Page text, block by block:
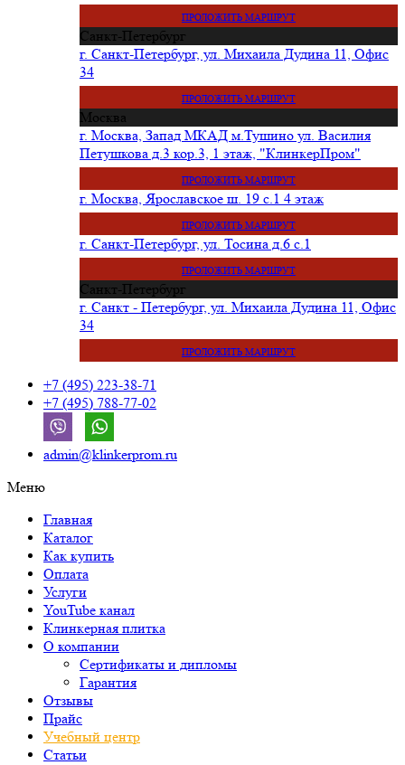
ПРОЛОЖИТЬ МАРШРУТ
Санкт-Петербург
г. Санкт-Петербург, ул. Михаила Дудина 11, Офис
34
ПРОЛОЖИТЬ МАРШРУТ
Москва
г. Москва, Запад МКАД м.Тушино ул. Василия
Петушкова д.3 кор.3, 1 этаж, "КлинкерПром"
ПРОЛОЖИТЬ МАРШРУТ
г. Москва, Ярославское ш. 19 с.1 4 этаж
ПРОЛОЖИТЬ МАРШРУТ
г. Санкт-Петербург, ул. Тосина д.6 с.1
ПРОЛОЖИТЬ МАРШРУТ
Санкт-Петербург
г. Санкт - Петербург, ул. Михаила Дудина 11, Офис
34
ПРОЛОЖИТЬ МАРШРУТ
+7 (495) 223-38-71
+7 (495) 788-77-02
admin@klinkerprom.ru
Меню
Главная
Каталог
Как купить
Оплата
Услуги
YouTube канал
Клинкерная плитка
О компании
Сертификаты и дипломы
Гарантия
Отзывы
Прайс
Учебный центр
Статьи